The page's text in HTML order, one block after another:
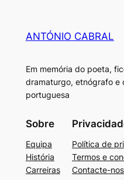
ANTÓNIO CABRAL
Em memória do poeta,
dramaturgo, etnógrafo e
portuguesa
Sobre
Equipa
História
Carreiras
Política de
Termos e
Contacte-nos